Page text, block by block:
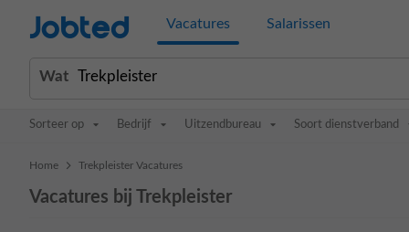
Jobted Vacatures Salarissen
Wat
Sorteer op Bedrijf Uitzendbureau Soort dienstverband
Home > Trekpleister Vacatures
Vacatures bij Trekpleister